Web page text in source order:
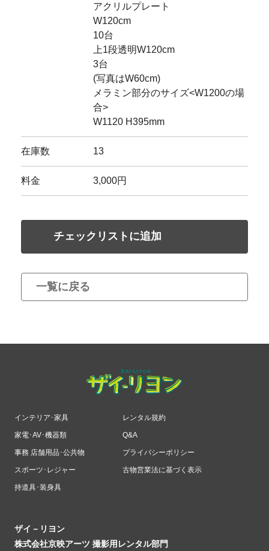
アクリルプレート
W120cm
10台
上1段透明W120cm
3台
(写真はW60cm)
メラミン部分のサイズ<W1200の場
合>
W1120 H395mm
在庫数 13
料金 3,000円
チェックリストに追加
一覧に戻る
インテリア･家具
家電･AV･機器類
事務 店舗用品･公共物
スポーツ･レジャー
持道具･装身具
レンタル規約
Q&A
プライバシーポリシー
古物営業法に基づく表示
ザイ－リヨン
株式会社京映アーツ 撮影用レンタル部門